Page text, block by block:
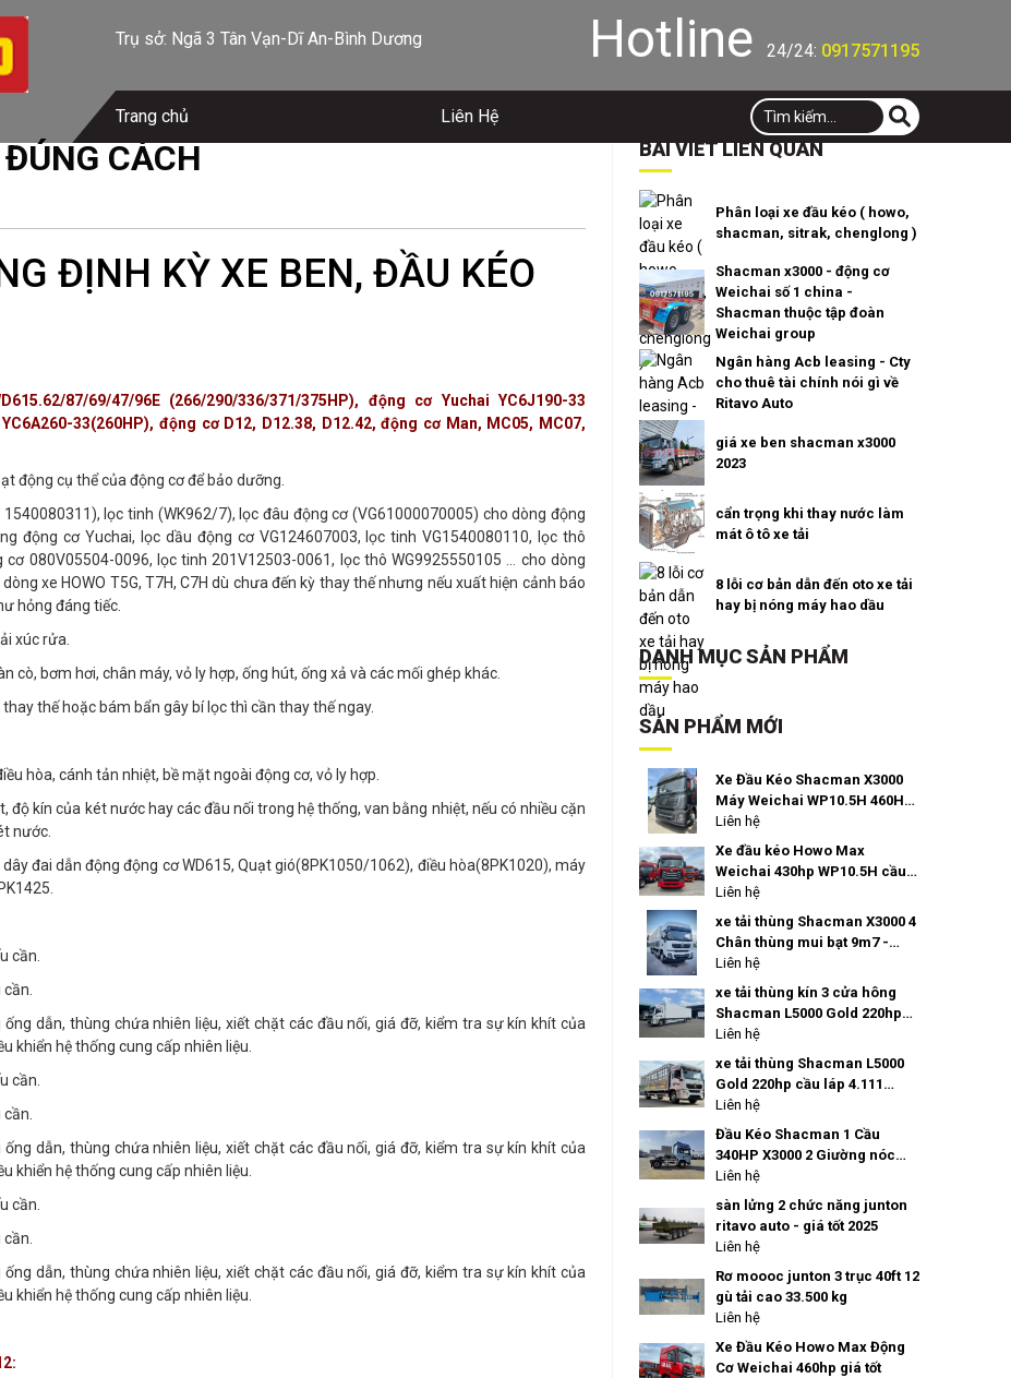
Trụ sở: Ngã 3 Tân Vạn-Dĩ An-Bình Dương Hotline 24/24: 0917571195
Trang chủ Liên Hệ
CÁCH
ĐỊNH KỲ XE BEN, ĐẦU KÉO
87/69/47/96E (266/290/336/371/375HP), động cơ Yuchai YC6J190-33
33(260HP), động cơ D12, D12.38, D12.42, động cơ Man, MC05, MC07,
động cụ thể của động cơ để bảo dưỡng.
1540080311), lọc tinh (WK962/7), lọc đâu động cơ (VG61000070005) cho dòng động
động cơ Yuchai, lọc dầu động cơ VG124607003, lọc tinh VG1540080110, lọc thô
080V05504-0096, lọc tinh 201V12503-0061, lọc thô WG9925550105 … cho dòng
xe HOWO T5G, T7H, C7H dù chưa đến kỳ thay thế nhưng nếu xuất hiện cảnh báo
hỏng đáng tiếc.
xúc rửa.
cò, bơm hơi, chân máy, vỏ ly hợp, ống hút, ống xả và các mối ghép khác.
thế hoặc bám bẩn gây bí lọc thì cần thay thế ngay.
hòa, cánh tản nhiệt, bề mặt ngoài động cơ, vỏ ly hợp.
kín của két nước hay các đầu nối trong hệ thống, van bằng nhiệt, nếu có nhiều cặn
nước.
đai dẫn động động cơ WD615, Quạt gió(8PK1050/1062), điều hòa(8PK1020), máy
cần.
dẫn, thùng chứa nhiên liệu, xiết chặt các đầu nối, giá đỡ, kiểm tra sự kín khít của
khiển hệ thống cung cấp nhiên liệu.
cần.
dẫn, thùng chứa nhiên liệu, xiết chặt các đầu nối, giá đỡ, kiểm tra sự kín khít của
khiển hệ thống cung cấp nhiên liệu.
cần.
dẫn, thùng chứa nhiên liệu, xiết chặt các đầu nối, giá đỡ, kiểm tra sự kín khít của
cấu điều khiển hệ thống cung cấp nhiên liệu.
BÀI VIẾT LIÊN QUAN
Phân loại xe đầu kéo ( howo,
shacman, sitrak, chenglong )
Shacman x3000 - động cơ
Weichai số 1 china -
Shacman thuộc tập đoàn
Weichai group
Ngân hàng Acb leasing - Cty
cho thuê tài chính nói gì về
Ritavo Auto
giá xe ben shacman x3000
2023
cẩn trọng khi thay nước làm
mát ô tô xe tải
8 lỗi cơ bản dẫn đến oto xe tải
hay bị nóng máy hao dầu
DANH MỤC SẢN PHẨM
SẢN PHẨM MỚI
Xe Đầu Kéo Shacman X3000
Máy Weichai WP10.5H 460HP
Láp 2026 Siêu tiết kiệm dầu
giá ưu đãi
Liên hệ
Xe đầu kéo Howo Max
Weichai 430hp WP10.5H cầu
láp 4.111 Ritavo Auto nhập
khẩu giá tốt
Liên hệ
xe tải thùng Shacman X3000 4
Chân thùng mui bạt 9m7 -
400hp weichai giá tốt
Liên hệ
xe tải thùng kín 3 cửa hông
Shacman L5000 Gold 220hp
cầu láp 4.111 thùng dài 9M9
Liên hệ
xe tải thùng Shacman L5000
Gold 220hp cầu láp 4.111
thùng dài 9M9
Liên hệ
Đầu Kéo Shacman 1 Cầu
340HP X3000 2 Giường nóc
cao cầu láp 4.111 siêu tiết
kiệm dầu
Liên hệ
sàn lửng 2 chức năng junton
ritavo auto - giá tốt 2025
Liên hệ
Rơ moooc junton 3 trục 40ft 12
gù tải cao 33.500 kg
Liên hệ
Xe Đầu Kéo Howo Max Động
Cơ Weichai 460hp giá tốt